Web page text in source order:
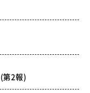
第2報)